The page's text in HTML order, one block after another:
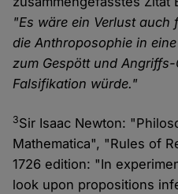
"Es wäre ein Verlust
die Anthroposophie in
zum Gespött und
Falsifikation würde."
3Sir Isaac Newton:
Mathematica", "Rules of
1726 edition: "In
look upon propositions